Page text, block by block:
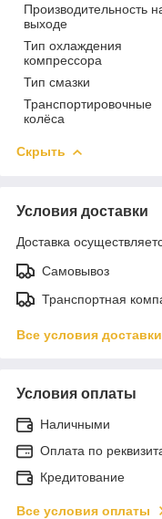
Производительность
выходе
Тип охлаждения
компрессора
Тип смазки
Транспортировочные
колёса
Скрыть
Условия доставки
Доставка
Самовывоз
Транспортная
Все условия доставки
Условия оплаты
Наличными
Оплата по
Кредитование
Все условия оплаты